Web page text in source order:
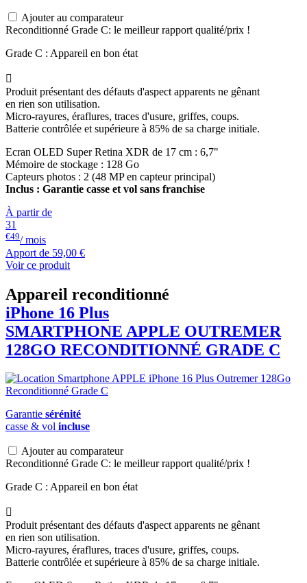
Ajouter au comparateur
Reconditionné Grade C: le meilleur rapport qualité/prix !
Grade C : Appareil en bon état

Produit présentant des défauts d'aspect apparents ne gênant
en rien son utilisation.
Micro-rayures, éraflures, traces d'usure, griffes, coups.
Batterie contrôlée et supérieure à 85% de sa charge initiale.
Ecran OLED Super Retina XDR de 17 cm : 6,7"
Mémoire de stockage : 128 Go
Capteurs photos : 2 (48 MP en capteur principal)
Inclus : Garantie casse et vol sans franchise
À partir de
31
€49/ mois
Apport de 59,00 €
Voir ce produit
Appareil reconditionné
iPhone 16 Plus
SMARTPHONE APPLE OUTREMER
128GO RECONDITIONNÉ GRADE C
Garantie sérénité
casse & vol incluse
Ajouter au comparateur
Reconditionné Grade C: le meilleur rapport qualité/prix !
Grade C : Appareil en bon état

Produit présentant des défauts d'aspect apparents ne gênant
en rien son utilisation.
Micro-rayures, éraflures, traces d'usure, griffes, coups.
Batterie contrôlée et supérieure à 85% de sa charge initiale.